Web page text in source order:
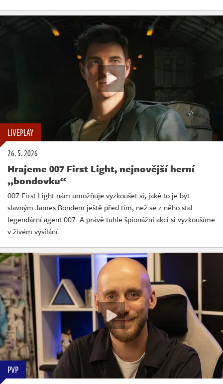
LIVEPLAY
26. 5. 2026
Hrajeme 007 First Light, nejnovější herní
„bondovku“
007 First Light nám umožňuje vyzkoušet si, jaké to je být
slavným James Bondem ještě před tím, než se z něho stal
legendární agent 007. A právě tuhle špionážní akci si vyzkoušíme
v živém vysílání.
PVP